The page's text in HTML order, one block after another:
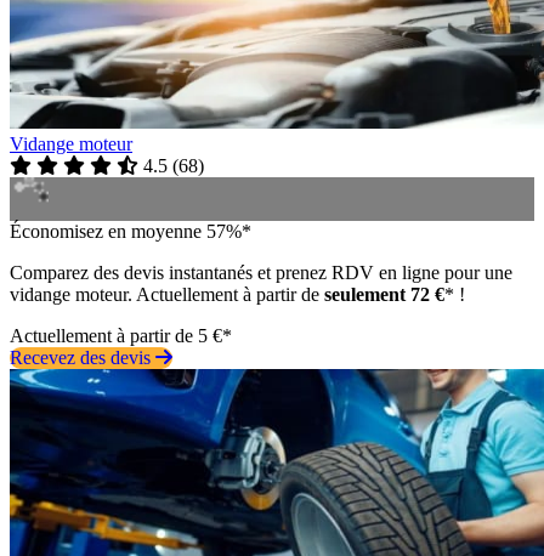
Vidange moteur
4.5 (68)
Économisez en moyenne 57%*
Comparez des devis instantanés et prenez RDV en ligne pour une
vidange moteur. Actuellement à partir de seulement 72 €* !
Actuellement à partir de 5 €*
Recevez des devis